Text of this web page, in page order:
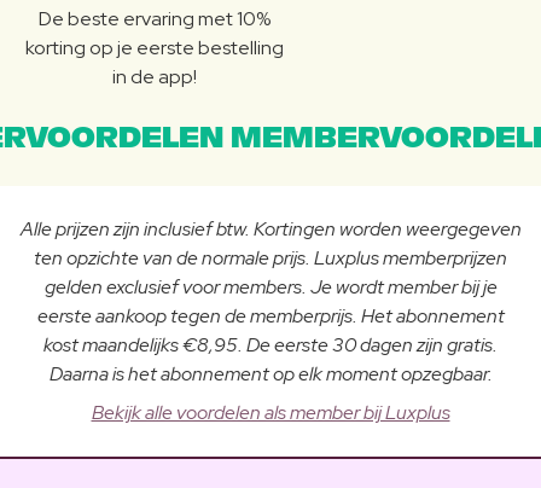
De beste ervaring met 10%
korting op je eerste bestelling
in de app!
Alle prijzen zijn inclusief btw. Kortingen worden weergegeven
ten opzichte van de normale prijs. Luxplus memberprijzen
gelden exclusief voor members. Je wordt member bij je
eerste aankoop tegen de memberprijs. Het abonnement
kost maandelijks €8,95. De eerste 30 dagen zijn gratis.
Daarna is het abonnement op elk moment opzegbaar.
Bekijk alle voordelen als member bij Luxplus